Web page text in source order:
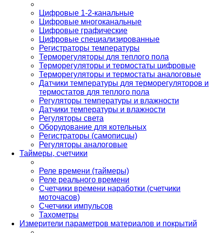
Цифровые 1-2-канальные
Цифровые многоканальные
Цифровые графические
Цифровые специализированные
Регистраторы температуры
Терморегуляторы для теплого пола
Терморегуляторы и термостаты цифровые
Терморегуляторы и термостаты аналоговые
Датчики температуры для терморегуляторов и
термостатов для теплого пола
Регуляторы температуры и влажности
Датчики температуры и влажности
Регуляторы света
Оборудование для котельных
Регистраторы (самописцы)
Регуляторы аналоговые
Таймеры, счетчики
Реле времени (таймеры)
Реле реального времени
Счетчики времени наработки (счетчики
моточасов)
Счетчики импульсов
Тахометры
Измерители параметров материалов и покрытий